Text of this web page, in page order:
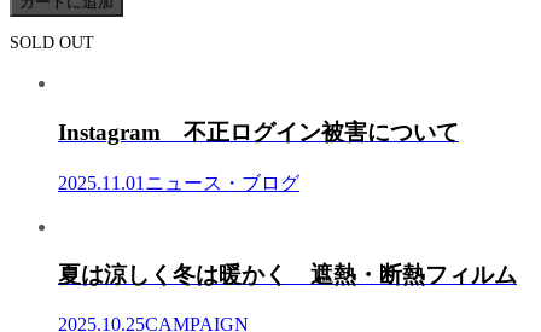
SOLD OUT
Instagram 不正ログイン被害について
2025.11.01 ニュース・ブログ
夏は涼しく冬は暖かく 遮熱・断熱フィルム
2025.10.25CAMPAIGN